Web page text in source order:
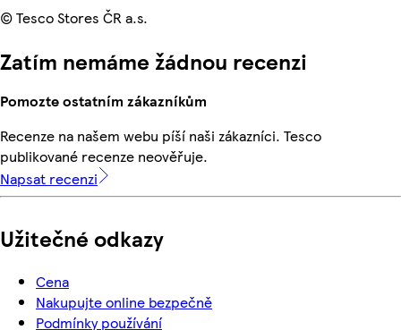
© Tesco Stores ČR a.s.
Zatím nemáme žádnou recenzi
Pomozte ostatním zákazníkům
Recenze na našem webu píší naši zákazníci. Tesco
publikované recenze neověřuje.
Napsat recenzi
Užitečné odkazy
Cena
Nakupujte online bezpečně
Podmínky používání